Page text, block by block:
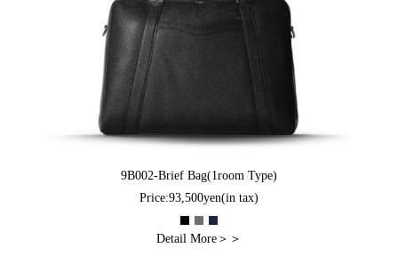
9B002-Brief Bag(1room Type)
Price:93,500yen(in tax)
Detail More＞＞